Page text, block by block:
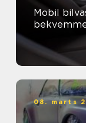
Mobil
08. marts